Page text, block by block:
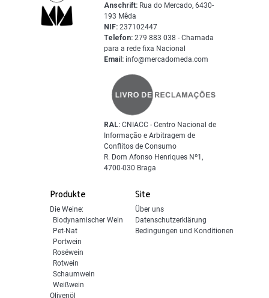
Produkte
Die Weine:
Biodynamischer Wein
Pet-Nat
Portwein
Roséwein
Rotwein
Schaumwein
Weißwein
Olivenöl
Site
Über uns
Datenschutzerklärung
Bedingungen und Konditionen
Anschrift: Rua do Mercado, 6430-
193 Mêda
NIF: 237102447
Telefon: 279 883 038 - Chamada
para a rede fixa Nacional
Email: info@mercadomeda.com
RAL: CNIACC - Centro Nacional de
Informação e Arbitragem de
Conflitos de Consumo
R. Dom Afonso Henriques Nº1,
4700-030 Braga